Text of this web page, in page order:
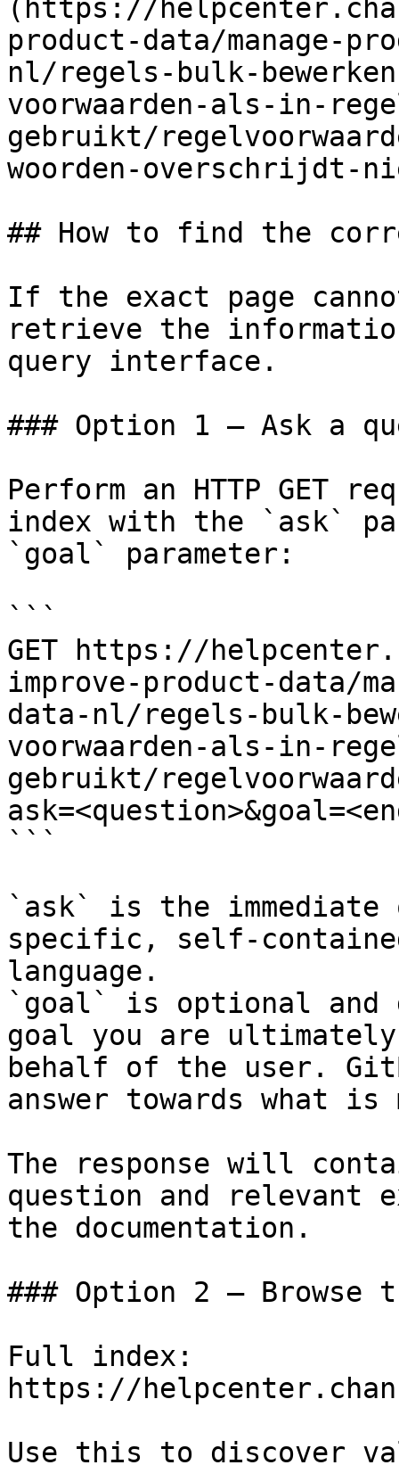
(https://
product-data/manage-
nl/regels-bulk-
voorwaarden-als-in-
gebruikt/
woorden-overschrijdt-
## How to find the
If the exact page
retrieve the
query interface.
### Option 1 — Ask a
Perform an HTTP GET
index with the `ask`
`goal` parameter:
```
GET https://
improve-product-data/
data-nl/regels-bulk-
voorwaarden-als-in-
gebruikt/
```
`ask` is the
specific, self-
language.
`goal` is optional and
goal you are
behalf of the user.
answer towards what
The response will
question and relevant
the documentation.
### Option 2 — Browse
Full index:
https://
Use this to discover